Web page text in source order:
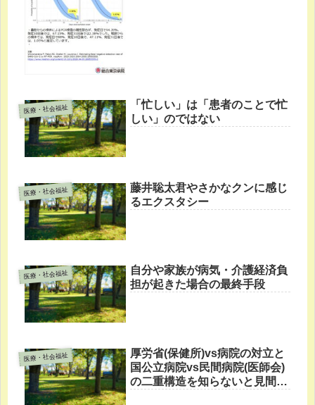
医療・社会福祉
「忙しい」は「患者のことで忙
しい」のではない
医療・社会福祉
藤井聡太君やさかなクンに感じ
るエクスタシー
医療・社会福祉
自分や家族が病気・介護経済負
担が起きた場合の最終手段
医療・社会福祉
厚労省(保健所)vs病院の対立と
国公立病院vs民間病院(医師会)
の二重構造を知らないと見間違